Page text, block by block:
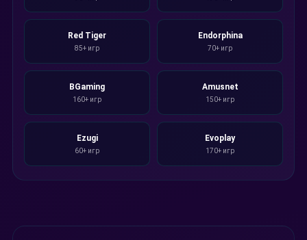
Red Tiger
85+ игр
Endorphina
70+ игр
BGaming
160+ игр
Amusnet
150+ игр
Ezugi
60+ игр
Evoplay
170+ игр